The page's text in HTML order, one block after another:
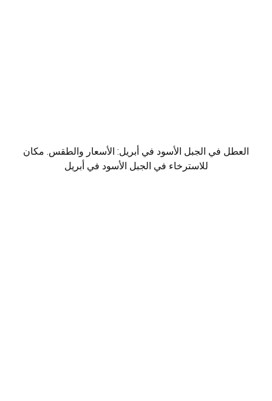
العطل في الجبل الأسود في أبريل: الأسعار والطقس. مكان
للاسترخاء في الجبل الأسود في أبريل